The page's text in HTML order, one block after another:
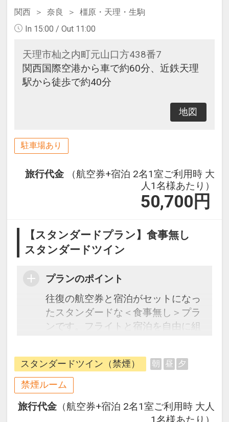
関西 奈良
橿原・天理・生駒
In 15:00 / Out 11:00
天理市杣之内町元山口方438番7
関西国際空港から車で約60分、近鉄天理
駅から徒歩で約40分
地図
駐車場あり
旅行代金
（航空券+宿泊 2名1室ご利用時 大
人1名様あたり）
50,700 円
【スタンダードプラン】食事無し
スタンダードツイン
プランのポイント
往復の航空券と宿泊がセットになっ
たスタンダードな＜食事無し＞プラ
ンです。フライトと宿泊を自由に組
ージだから、一都市滞在はもちろん
周遊旅行にも最適！
旅行期間中の1泊だけの宿泊や延
泊・飛び泊なども自由自在です。
フライトは、安心のJAL（または
スタンダードツイン（禁煙） 朝 昼 夕
禁煙ルーム
旅行代金 （航空券+宿泊 2名1室ご利用時 大人
1名様あたり）